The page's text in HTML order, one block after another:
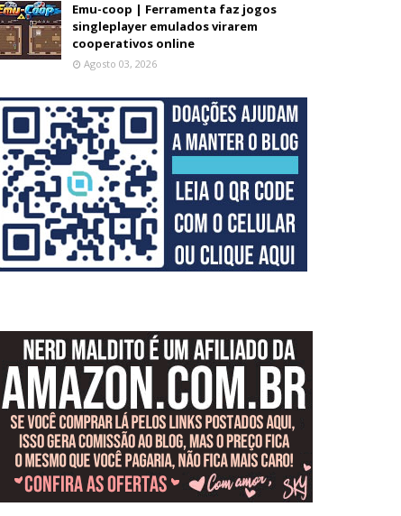
Emu-coop | Ferramenta faz jogos
singleplayer emulados virarem
cooperativos online
Agosto 03, 2026